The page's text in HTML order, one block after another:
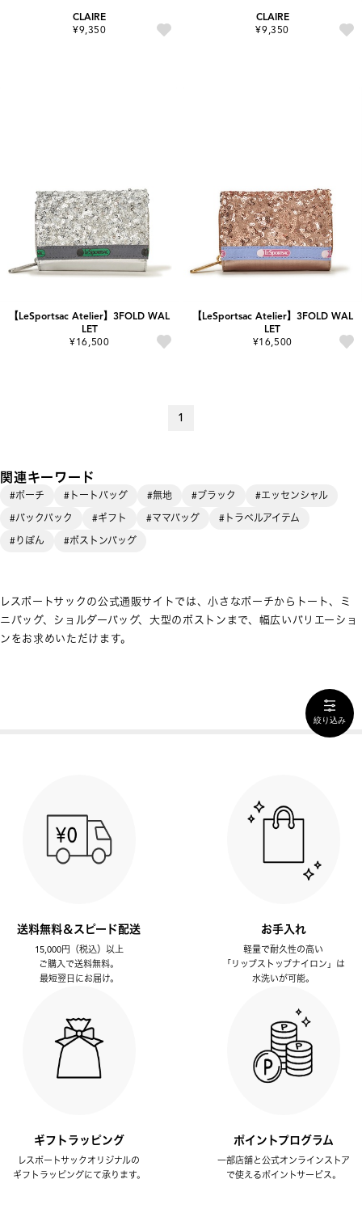
CLAIRE
¥9,350
CLAIRE
¥9,350
【LeSportsac Atelier】3FOLD WAL
LET
¥16,500
【LeSportsac Atelier】3FOLD WAL
LET
¥16,500
1
関連キーワード
#ポーチ #トートバッグ #無地 #ブラック
#エッセンシャル
#バックパック
#ギフト #ママバッグ
#トラベルアイテム
#りぼん
#ボストンバッグ
レスポートサックの公式通販サイトでは、小さなポーチからトート、ミ
ニバッグ、ショルダーバッグ、大型のボストンまで、幅広いバリエーショ
ンをお求めいただけます。
絞り込み
送料無料＆スピード配送
15,000円（税込）以上
ご購入で送料無料。
最短翌日にお届け。
お手入れ
軽量で耐久性の高い
「リップストップナイロン」は
水洗いが可能。
ギフトラッピング
レスポートサックオリジナルの
ギフトラッピングにて承ります。
ポイントプログラム
一部店舗と公式オンラインストア
で使えるポイントサービス。